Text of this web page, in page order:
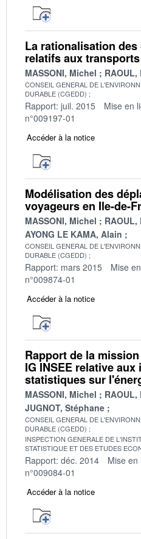
La rationalisation
relatifs aux transports
MASSONI, Michel RAOUL,
CONSEIL GENERAL DE
DURABLE (CGEDD)
Rapport: juil. 2015 Mise en
n°009197-01
Accéder à la notice
Modélisation des
voyageurs en Ile-de-
MASSONI, Michel
RAOUL,
AYONG LE KAMA, Alain
CONSEIL GENERAL DE
DURABLE (CGEDD)
Rapport: mars 2015 Mise
n°009874-01
Accéder à la notice
Rapport de la
IG INSEE relative
statistiques sur
MASSONI, Michel
RAOUL,
JUGNOT, Stéphane
CONSEIL GENERAL DE
DURABLE (CGEDD)
INSPECTION GENERALE DE
STATISTIQUE ET DES ETUDES
Rapport: déc. 2014 Mise en
n°009084-01
Accéder à la notice